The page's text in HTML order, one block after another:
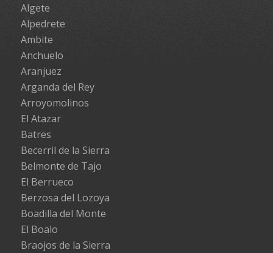
Algete
Alpedrete
Ambite
Anchuelo
Aranjuez
Arganda del Rey
Arroyomolinos
El Atazar
Batres
Becerril de la Sierra
Belmonte de Tajo
El Berrueco
Berzosa del Lozoya
Boadilla del Monte
El Boalo
Braojos de la Sierra